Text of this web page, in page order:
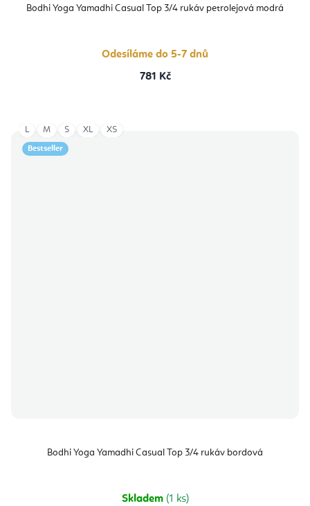
Bodhi Yoga Yamadhi Casual Top 3/4 rukáv petrolejová modrá
produktu
je
hvězdiček.
Odesíláme do 5-7 dnů
781 Kč
Bestseller
Bodhi Yoga Yamadhi Casual Top 3/4 rukáv bordová
Skladem (1 ks)
L M S XL XS